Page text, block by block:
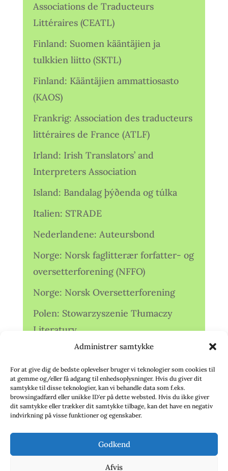
Administrer samtykke
For at give dig de bedste oplevelser bruger vi teknologier som cookies til
at gemme og/eller få adgang til enhedsoplysninger. Hvis du giver dit
samtykke til disse teknologier, kan vi behandle data som f.eks.
browsingadfærd eller unikke ID'er på dette websted. Hvis du ikke giver
dit samtykke eller trækker dit samtykke tilbage, kan det have en negativ
indvirkning på visse funktioner og egenskaber.
Godkend
Afvis
Associations de Traducteurs
Littéraires (CEATL)
Finland: Suomen kääntäjien ja
tulkkien liitto (SKTL)
Finland: Kääntäjien ammattiosasto
(KAOS)
Frankrig: Association des traducteurs
littéraires de France (ATLF)
Irland: Irish Translators’ and
Interpreters Association
Island: Bandalag þýðenda og túlka
Italien: STRADE
Nederlandene: Auteursbond
Norge: Norsk faglitterær forfatter- og
oversetterforening (NFFO)
Norge: Norsk Oversetterforening
Polen: Stowarzyszenie Tłumaczy
Literatury
Storbritannien: Translators
Association (TA)
Sverige: Översättarsektionen (Ö.)
Sverige: Översättarcentrum (ÖC)
deutschsprachiger Übersetzer (VdÜ)